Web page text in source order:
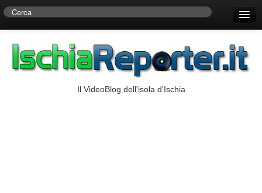
Centro di Ricerche Storiche D’Ambra
Il VideoBlog dell'isola d'Ischia